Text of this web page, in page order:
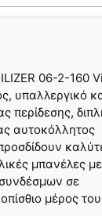
06-2-160
υπαλλεργικό
περίδεσης,
αυτοκόλλητος
μπανέλες με
σε
μέρος του